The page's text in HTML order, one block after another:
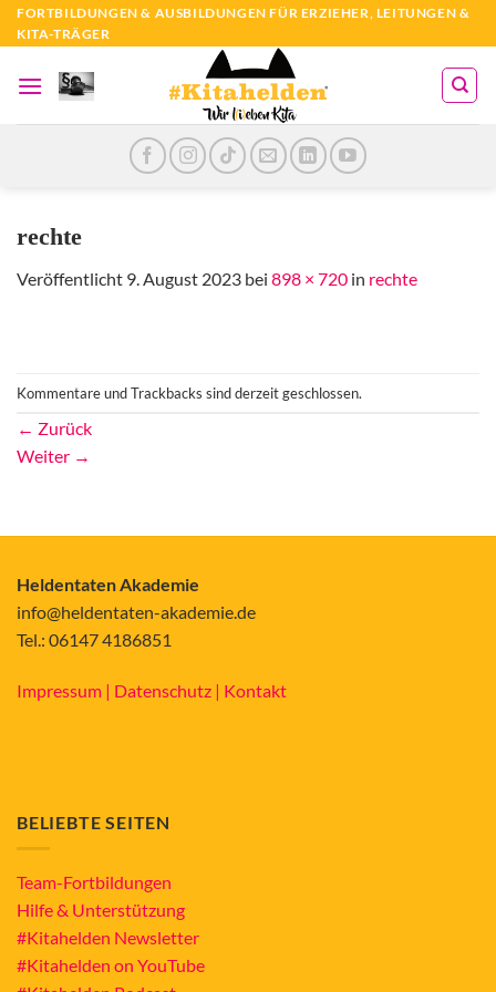
Zum
Inhalt
springen
FORTBILDUNGEN & AUSBILDUNGEN FÜR ERZIEHER, LEITUNGEN &
KITA-TRÄGER
rechte
Veröffentlicht 9. August 2023 bei 898 × 720 in rechte
Kommentare und Trackbacks sind derzeit geschlossen.
← Zurück
Weiter →
Heldentaten Akademie
info@heldentaten-akademie.de
Tel.: 06147 4186851
Impressum | Datenschutz | Kontakt
BELIEBTE SEITEN
Team-Fortbildungen
Hilfe & Unterstützung
#Kitahelden Newsletter
#Kitahelden on YouTube